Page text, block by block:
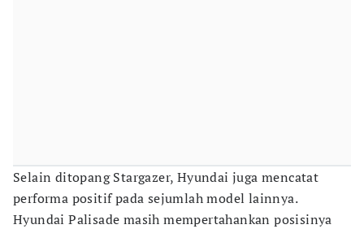
Selain ditopang Stargazer, Hyundai juga mencatat
performa positif pada sejumlah model lainnya.
Hyundai Palisade masih mempertahankan posisinya